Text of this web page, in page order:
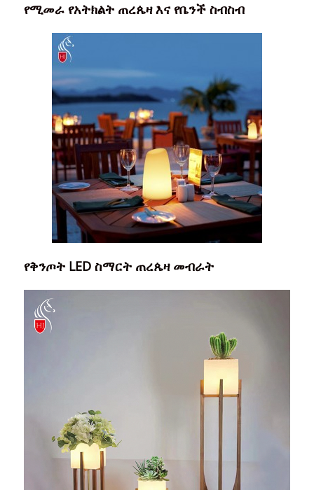
የሚመራ የአትክልት ጠረጴዛ እና የቤንች ስብስብ
የቅንጦት LED ስማርት ጠረጴዛ መብራት